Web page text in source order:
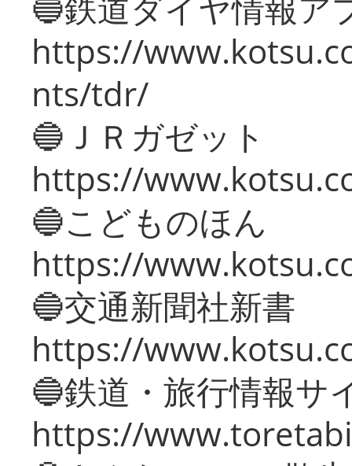
https://
nts/tdr/
🔵ＪＲガゼット
https://
🔵こどものほん
https://
🔵交通新聞社新書
https://
🔵鉄道・旅行情報サ
https://